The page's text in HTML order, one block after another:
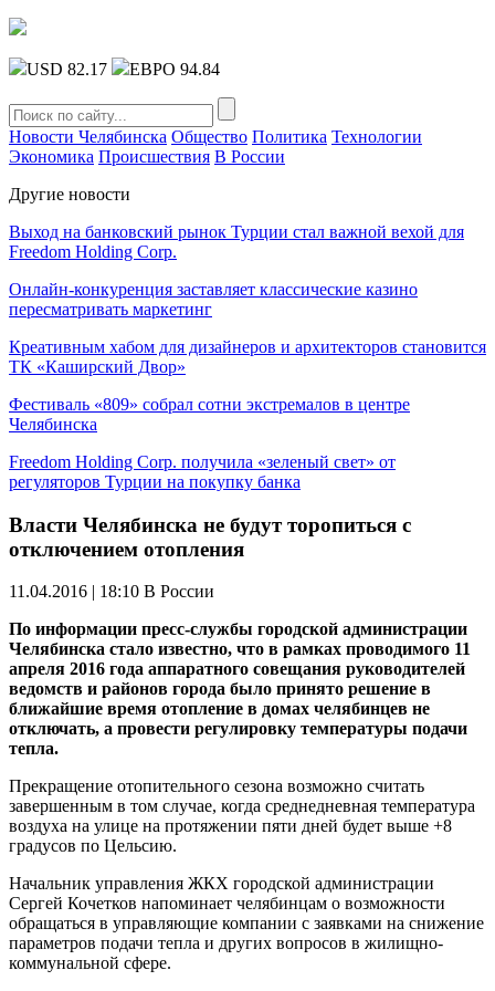
USD 82.17 ЕВРО 94.84
Новости Челябинска Общество Политика Технологии
Экономика Происшествия В России
Другие новости
Выход на банковский рынок Турции стал важной вехой для
Freedom Holding Corp.
Онлайн-конкуренция заставляет классические казино
пересматривать маркетинг
Креативным хабом для дизайнеров и архитекторов становится
ТК «Каширский Двор»
Фестиваль «809» собрал сотни экстремалов в центре
Челябинска
Freedom Holding Corp. получила «зеленый свет» от
регуляторов Турции на покупку банка
Власти Челябинска не будут торопиться с
отключением отопления
11.04.2016 | 18:10 В России
По информации пресс-службы городской администрации
Челябинска стало известно, что в рамках проводимого 11
апреля 2016 года аппаратного совещания руководителей
ведомств и районов города было принято решение в
ближайшие время отопление в домах челябинцев не
отключать, а провести регулировку температуры подачи
тепла.
Прекращение отопительного сезона возможно считать
завершенным в том случае, когда среднедневная температура
воздуха на улице на протяжении пяти дней будет выше +8
градусов по Цельсию.
Начальник управления ЖКХ городской администрации
Сергей Кочетков напоминает челябинцам о возможности
обращаться в управляющие компании с заявками на снижение
параметров подачи тепла и других вопросов в жилищно-
коммунальной сфере.